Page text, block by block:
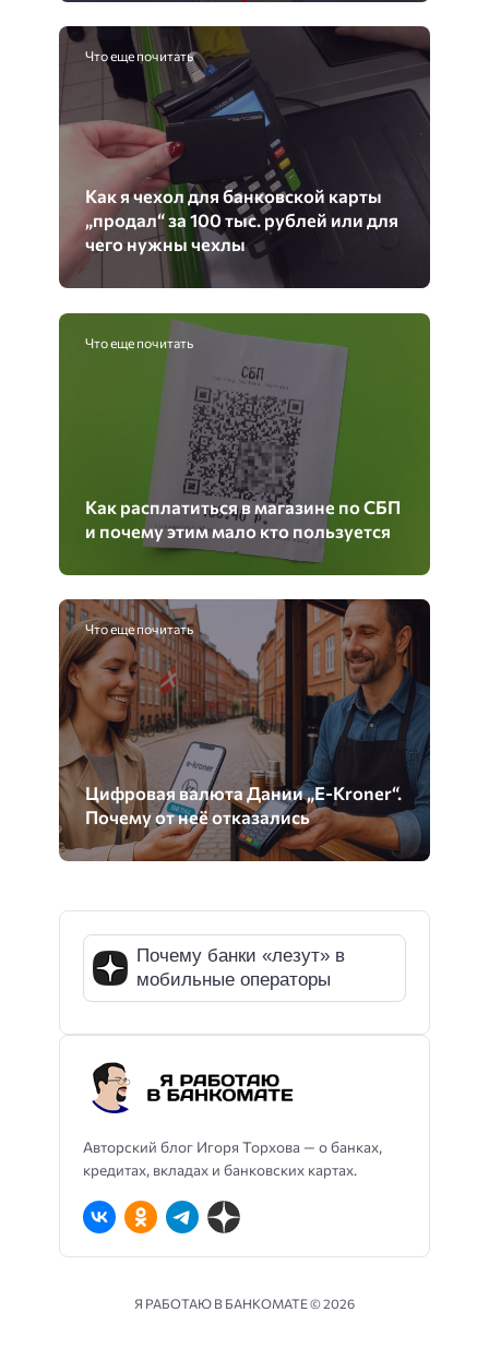
Что еще почитать
Как я чехол для банковской карты
„продал“ за 100 тыс. рублей или для
чего нужны чехлы
Что еще почитать
Как расплатиться в магазине по СБП
и почему этим мало кто пользуется
Что еще почитать
Цифровая валюта Дании „E-Kroner“.
Почему от неё отказались
Авторский блог Игоря Торхова — о банках,
кредитах, вкладах и банковских картах.
Почему банки «лезут» в
мобильные операторы
Я РАБОТАЮ В БАНКОМАТЕ ©2026